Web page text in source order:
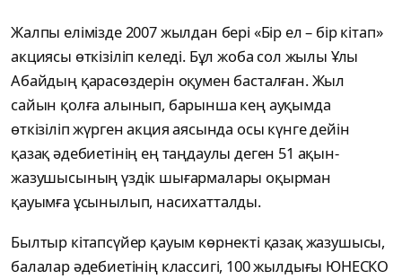
Жалпы елімізде 2007 жылдан бері «Бір ел – бір кітап»
акциясы өткізіліп келеді. Бұл жоба сол жылы Ұлы
Абайдың қарасөздерін оқумен басталған. Жыл
сайын қолға алынып, барынша кең ауқымда
өткізіліп жүрген акция аясында осы күнге дейін
қазақ әдебиетінің ең таңдаулы деген 51 ақын-
жазушысының үздік шығармалары оқырман
қауымға ұсынылып, насихатталды.
Былтыр кітапсүйер қауым көрнекті қазақ жазушысы,
балалар әдебиетінің классигі, 100 жылдығы ЮНЕСКО